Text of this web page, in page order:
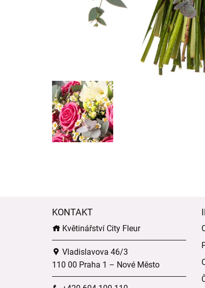
KONTAKT
Květinářství City Fleur
Vladislavova 46/3
110 00 Praha 1 – Nové Město